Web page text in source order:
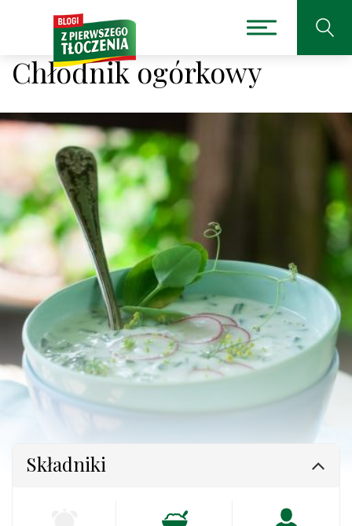
Chłodnik ogórkowy
Składniki